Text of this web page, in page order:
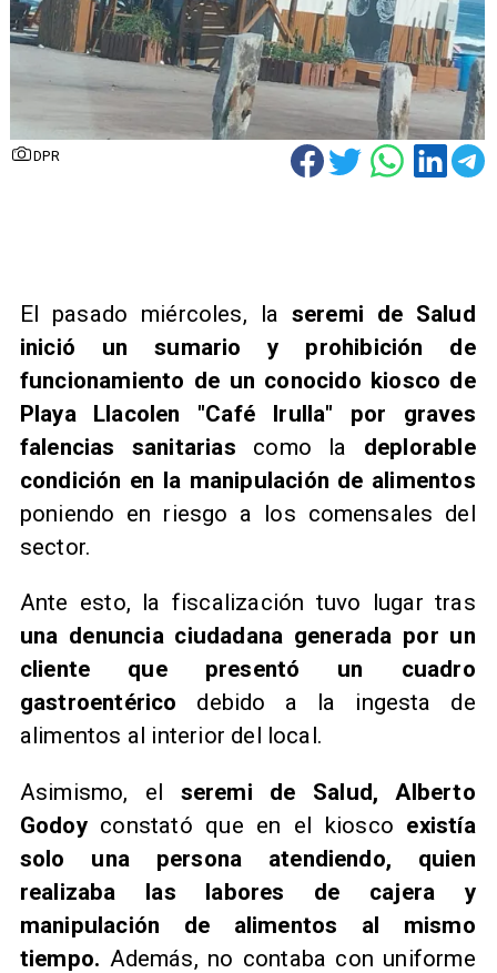
DPR
El pasado miércoles, la seremi de Salud
inició un sumario y prohibición de
funcionamiento de un conocido kiosco de
Playa Llacolen "Café Irulla" por graves
falencias sanitarias como la deplorable
condición en la manipulación de alimentos
poniendo en riesgo a los comensales del
sector.
Ante esto, la fiscalización tuvo lugar tras
una denuncia ciudadana generada por un
cliente que presentó un cuadro
gastroentérico debido a la ingesta de
alimentos al interior del local.
Asimismo, el seremi de Salud, Alberto
Godoyconstató que en el kiosco existía
solo una persona atendiendo, quien
realizaba las labores de cajera y
manipulación de alimentos al mismo
tiempo. Además, no contaba con uniforme